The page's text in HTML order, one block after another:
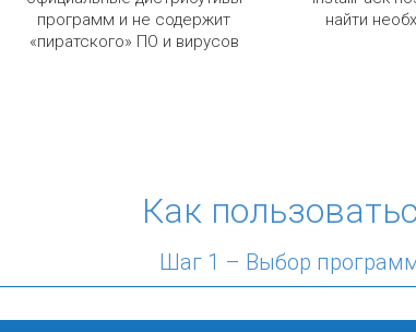
программ и не содержит
«пиратского» ПО и вирусов
найти
Как
Шаг 1 – Выбор